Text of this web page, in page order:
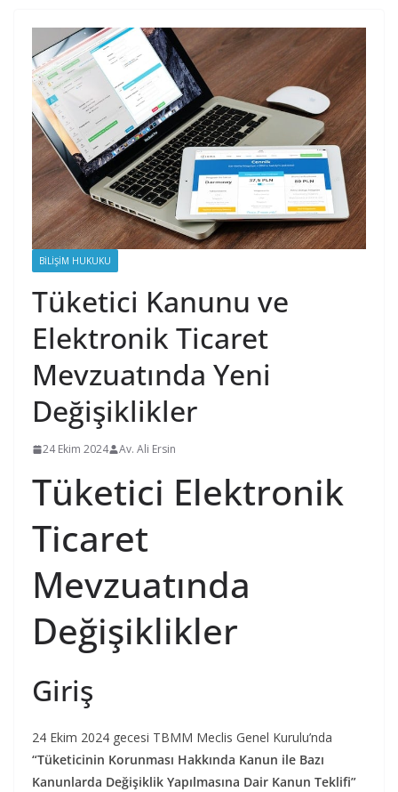
BILIŞIM HUKUKU
Tüketici Kanunu ve
Elektronik Ticaret
Mevzuatında Yeni
Değişiklikler
24 Ekim 2024 Av. Ali Ersin
Tüketici Elektronik
Ticaret
Mevzuatında
Değişiklikler
Giriş
24 Ekim 2024 gecesi TBMM Meclis Genel Kurulu’nda
“Tüketicinin Korunması Hakkında Kanun ile Bazı
Kanunlarda Değişiklik Yapılmasına Dair Kanun Teklifi”